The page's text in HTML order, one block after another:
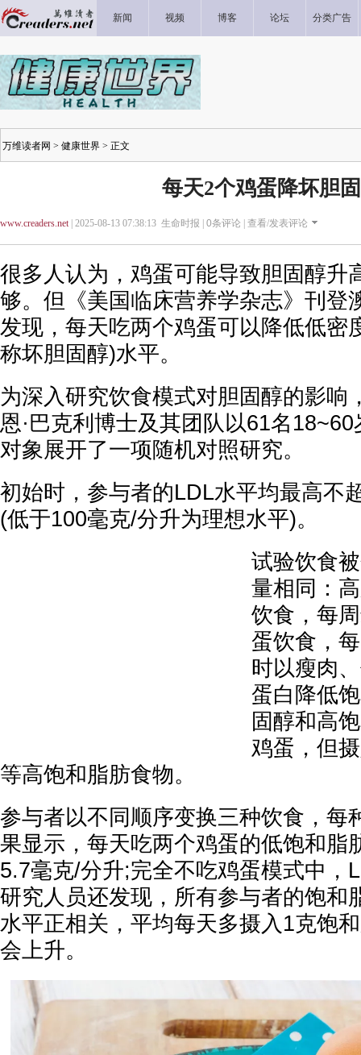
新闻 视频 博客 论坛 分类广告
万维读者网 > 健康世界 > 正文
每天2个鸡蛋降坏胆
www.creaders.net| 2025-08-13 07:38:13 生命时报 | 0条评论 | 查看/发表评论
很多人认为，鸡蛋可能导致胆固醇升
够。但《美国临床营养学杂志》刊登
发现，每天吃两个鸡蛋可以降低低密
称坏胆固醇)水平。
为深入研究饮食模式对胆固醇的影响
恩·巴克利博士及其团队以61名
对象展开了一项随机对照研究。
初始时，参与者的LDL水平均最高不
(低于100毫克/分升为理想水平)。
试验饮食
量相同：
饮食，每
蛋饮食，
时以瘦肉
蛋白降低
固醇和高
鸡蛋，但
等高饱和脂肪食物。
参与者以不同顺序变换三种饮食，每
果显示，每天吃两个鸡蛋的低饱和脂
5.7毫克/分升;完全不吃鸡蛋模式中，
研究人员还发现，所有参与者的饱和
水平正相关，平均每天多摄入1克饱
会上升。